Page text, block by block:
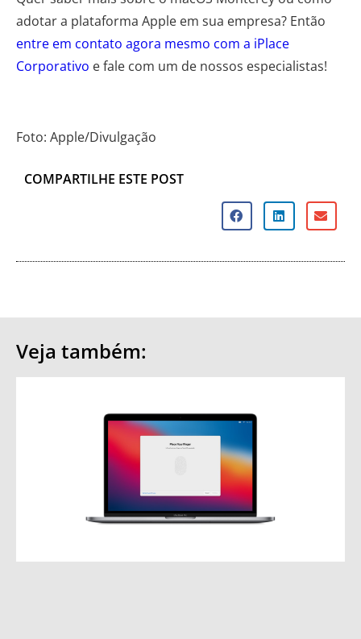
adotar a plataforma Apple em sua empresa? Então
entre em contato agora mesmo com a iPlace
Corporativo e fale com um de nossos especialistas!
Foto: Apple/Divulgação
COMPARTILHE ESTE POST
Veja também: